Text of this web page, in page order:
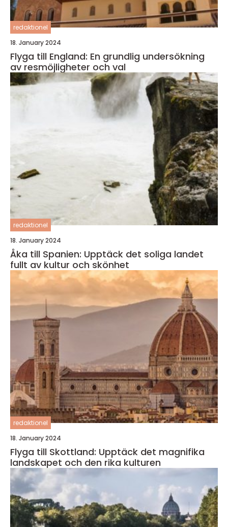
redaktionel
18. January 2024
Flyga till England: En grundlig undersökning
av resmöjligheter och val
redaktionel
18. January 2024
Åka till Spanien: Upptäck det soliga landet
fullt av kultur och skönhet
redaktionel
18. January 2024
Flyga till Skottland: Upptäck det magnifika
landskapet och den rika kulturen